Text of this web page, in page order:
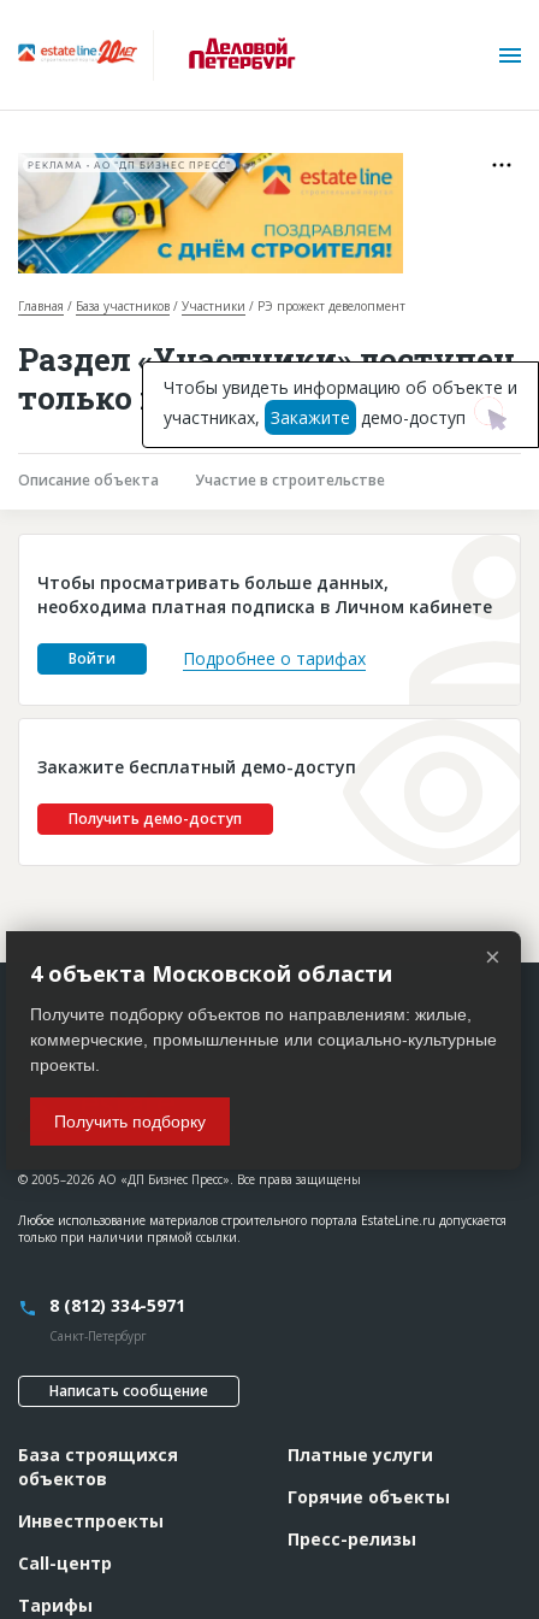
Горячие объекты
База строящихся объектов
Инвестпроекты
Глоссарий
Платные услуги
Пресс-релизы
РЕКЛАМА • АО "ДП БИЗНЕС ПРЕСС"
Главная База участников Участники РЭ прожект девелопмент
Раздел «Участники» доступен
только подписчикам
Описание объекта Участие в строительстве
Чтобы просматривать больше данных,
необходима платная подписка в Личном кабинете
Войти Подробнее о тарифах
Закажите бесплатный демо-доступ
Получить демо-доступ
Чтобы увидеть информацию об объекте и
участниках, Закажите демо-доступ
© 2005–2026 АО «ДП Бизнес Пресс». Все права защищены
Любое использование материалов строительного портала EstateLine.ru допускается
только при наличии прямой ссылки.
8 (812) 334-5971
Санкт-Петербург
Написать сообщение
База строящихся
объектов
Инвестпроекты
Call-центр
Тарифы
Платные услуги
Горячие объекты
Пресс-релизы
×
4 объекта Московской области
Получите подборку объектов по направлениям: жилые,
коммерческие, промышленные или социально-культурные
проекты.
Получить подборку